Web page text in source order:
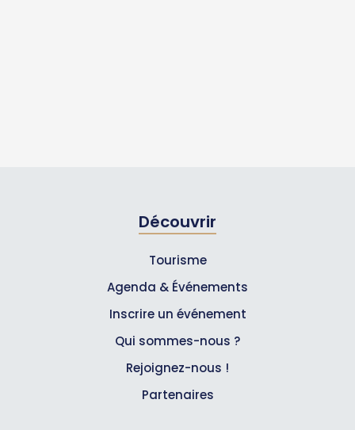
Découvrir
Tourisme
Agenda & Événements
Inscrire un événement
Qui sommes-nous ?
Rejoignez-nous !
Partenaires